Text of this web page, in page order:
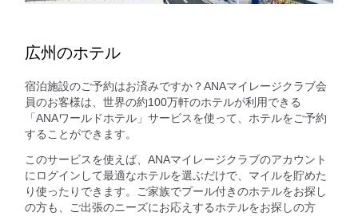
広州のホテル
宿泊施設のご予約はお済みですか？ANAマイレージクラブ会
員のお客様は、世界の約100万軒のホテルが利用できる
「ANAワールドホテル」サービスを使って、ホテルをご予約
することができます。
このサービスを使えば、ANAマイレージクラブのアカウント
にログインして最適なホテルを選ぶだけで、マイルを貯めた
り使ったりできます。ご家族でプール付きのホテルをお探し
の方も、ご出張のニーズにお応えするホテルをお探しの方